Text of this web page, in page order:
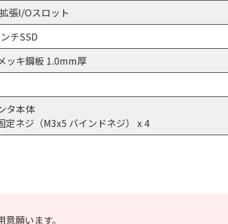
張I/Oスロット
チSSD
ッキ鋼板 1.0mm厚
タ本体
定ネジ（M3x5 バインドネジ） x 4
願います。